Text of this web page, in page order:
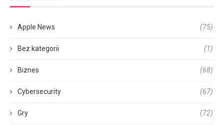
Apple News (75)
Bez kategorii (1)
Biznes (68)
Cybersecurity (67)
Gry (72)